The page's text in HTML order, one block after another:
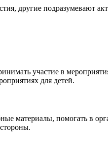
другие подразумевают
участие в
для детей.
материалы, помогать в